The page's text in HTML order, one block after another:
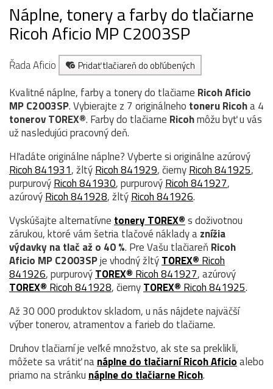
Náplne, tonery a farby do tlačiarne
Ricoh Aficio MP C2003SP
Řada Aficio Pridať tlačiareň do obľúbených
Kvalitné náplne, farby a tonery do tlačiarne Ricoh Aficio
MP C2003SP. Vybierajte z 7 originálneho toneruRicoha 4
tonerov TOREX®. Farby do tlačiarne Ricohmôžu byť u vás
už nasledujúci pracovný deň.
Hľadáte originálne náplne? Vyberte si originálne azúrový
Ricoh 841931, žltýRicoh 841929, čiernyRicoh 841925,
purpurovýRicoh 841930, purpurovýRicoh 841927,
azúrovýRicoh 841928, žltýRicoh 841926.
Vyskúšajte alternatívne tonery TOREX®s doživotnou
zárukou, ktoré vám šetria tlačové náklady aznížia
výdavky na tlač až o 40 %. Pre Vašu tlačiareň Ricoh
Aficio MP C2003SPje vhodný žltýTOREX® Ricoh
841926, purpurovýTOREX® Ricoh 841927, azúrový
TOREX® Ricoh 841928, čiernyTOREX® Ricoh 841925.
Až 30 000 produktov skladom, u nás nájdete najväčší
výber tonerov, atramentov a farieb do tlačiarne.
Druhov tlačiarní je veľké množstvo, ak ste sa preklikli,
môžete sa vrátiť nanáplne do tlačiarní Ricoh Aficioalebo
priamo na stránku náplne do tlačiarne Ricoh.